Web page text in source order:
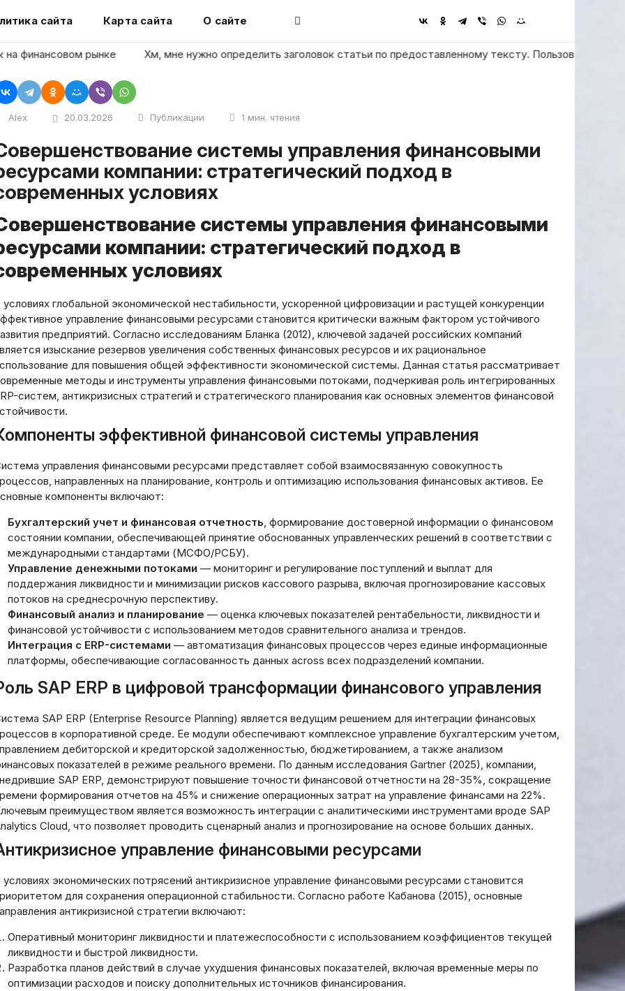
сайта Карта сайта О сайте
рынке Хм, мне нужно определить заголовок статьи по предоставленному тексту. Пользователь
Alex 20.03.2026 Публикации 1 мин. чтения
финансовыми
компании: стратегический подход в
условиях
системы управления финансовыми
компании: стратегический подход в
условиях
условиях глобальной экономической нестабильности, ускоренной цифровизации и растущей конкуренции
управление финансовыми ресурсами становится критически важным фактором устойчивого
предприятий. Согласно исследованиям Бланка (2012), ключевой задачей российских компаний
изыскание резервов увеличения собственных финансовых ресурсов и их рациональное
для повышения общей эффективности экономической системы. Данная статья рассматривает
методы и инструменты управления финансовыми потоками, подчеркивая роль интегрированных
систем, антикризисных стратегий и стратегического планирования как основных элементов финансовой
эффективной финансовой системы управления
управления финансовыми ресурсами представляет собой взаимосвязанную совокупность
направленных на планирование, контроль и оптимизацию использования финансовых активов. Ее
компоненты включают:
Бухгалтерский учет и финансовая отчетность, формирование достоверной информации о финансовом
состоянии компании, обеспечивающей принятие обоснованных управленческих решений в соответствии с
международными стандартами (МСФО/РСБУ).
Управление денежными потоками — мониторинг и регулирование поступлений и выплат для
поддержания ликвидности и минимизации рисков кассового разрыва, включая прогнозирование кассовых
потоков на среднесрочную перспективу.
Финансовый анализ и планирование — оценка ключевых показателей рентабельности, ликвидности и
финансовой устойчивости с использованием методов сравнительного анализа и трендов.
Интеграция с ERP-системами — автоматизация финансовых процессов через единые информационные
платформы, обеспечивающие согласованность данных across всех подразделений компании.
SAP ERP в цифровой трансформации финансового управления
SAP ERP (Enterprise Resource Planning) является ведущим решением для интеграции финансовых
в корпоративной среде. Ее модули обеспечивают комплексное управление бухгалтерским учетом,
дебиторской и кредиторской задолженностью, бюджетированием, а также анализом
показателей в режиме реального времени. По данным исследования Gartner (2025), компании,
SAP ERP, демонстрируют повышение точности финансовой отчетности на 28-35%, сокращение
формирования отчетов на 45% и снижение операционных затрат на управление финансами на 22%.
преимуществом является возможность интеграции с аналитическими инструментами вроде SAP
Cloud, что позволяет проводить сценарный анализ и прогнозирование на основе больших данных.
управление финансовыми ресурсами
условиях экономических потрясений антикризисное управление финансовыми ресурсами становится
для сохранения операционной стабильности. Согласно работе Кабанова (2015), основные
антикризисной стратегии включают:
Оперативный мониторинг ликвидности и платежеспособности с использованием коэффициентов текущей
ликвидности и быстрой ликвидности.
Разработка планов действий в случае ухудшения финансовых показателей, включая временные меры по
оптимизации расходов и поиску дополнительных источников финансирования.
защиты
подход
и
активов
банковских счетов:
рекомендации
мгновенным решением:
финансовой гибкости